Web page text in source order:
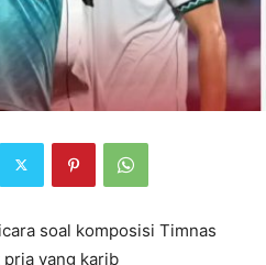
soal komposisi Timnas
yang karib